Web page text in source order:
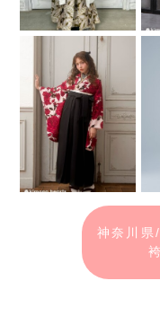
神奈川県